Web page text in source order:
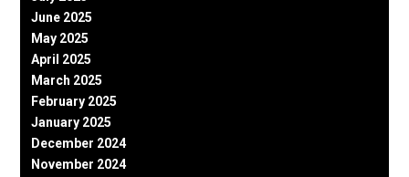
June 2025
May 2025
April 2025
March 2025
February 2025
January 2025
December 2024
November 2024